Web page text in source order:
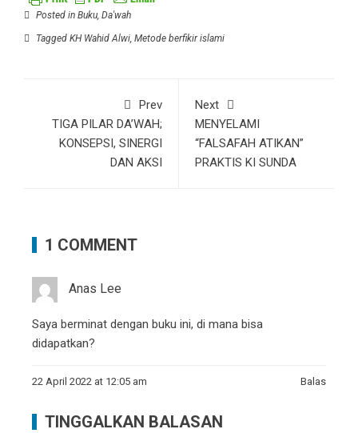
Posted in Buku, Da'wah
Tagged KH Wahid Alwi, Metode berfikir islami
Prev
TIGA PILAR DA’WAH;
KONSEPSI, SINERGI
DAN AKSI
Next
MENYELAMI
“FALSAFAH ATIKAN”
PRAKTIS KI SUNDA
1 COMMENT
Anas Lee
Saya berminat dengan buku ini, di mana bisa
didapatkan?
22 April 2022 at 12:05 am Balas
TINGGALKAN BALASAN